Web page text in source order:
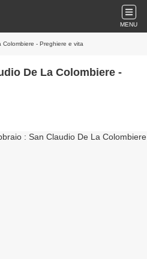
MENU
- Preghiere e vita
De La Colombiere -